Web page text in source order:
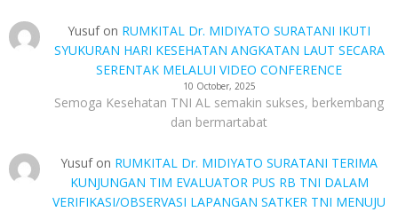
Yusufon RUMKITAL Dr. MIDIYATO SURATANI IKUTI
SYUKURAN HARI KESEHATAN ANGKATAN LAUT SECARA
SERENTAK MELALUI VIDEO CONFERENCE
10 October, 2025
Semoga Kesehatan TNI AL semakin sukses, berkembang
dan bermartabat
Yusufon RUMKITAL Dr. MIDIYATO SURATANI TERIMA
KUNJUNGAN TIM EVALUATOR PUS RB TNI DALAM
VERIFIKASI/OBSERVASI LAPANGAN SATKER TNI MENUJU